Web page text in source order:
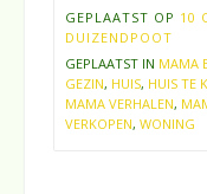
GEPLAATST OP 10
DUIZENDPOOT
GEPLAATST IN MAMA
GEZIN, HUIS, HUIS TE
MAMA VERHALEN,
VERKOPEN, WONING